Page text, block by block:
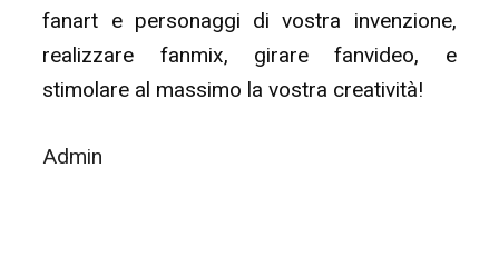
fanart e personaggi di vostra invenzione,
realizzare fanmix, girare fanvideo, e
stimolare al massimo la vostra creatività!
Admin